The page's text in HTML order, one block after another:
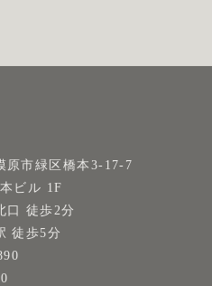
原市緑区橋本3-17-7
ビル 1F
口 徒歩2分
徒歩5分